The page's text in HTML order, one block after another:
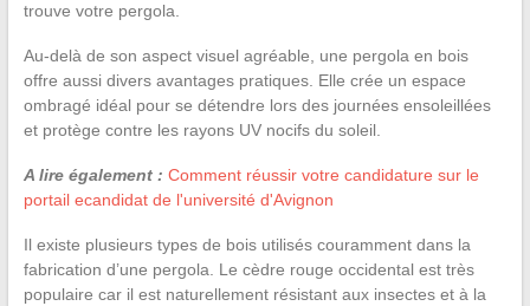
trouve votre pergola.
Au-delà de son aspect visuel agréable, une pergola en bois
offre aussi divers avantages pratiques. Elle crée un espace
ombragé idéal pour se détendre lors des journées ensoleillées
et protège contre les rayons UV nocifs du soleil.
A lire également : Comment réussir votre candidature sur le
portail ecandidat de l'université d'Avignon
Il existe plusieurs types de bois utilisés couramment dans la
fabrication d’une pergola. Le cèdre rouge occidental est très
populaire car il est naturellement résistant aux insectes et à la